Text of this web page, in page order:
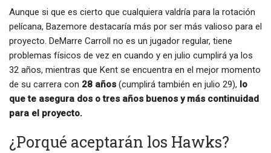
Aunque si que es cierto que cualquiera valdría para la rotación
pelícana, Bazemore destacaría más por ser más valioso para el
proyecto. DeMarre Carroll no es un jugador regular, tiene
problemas físicos de vez en cuando y en julio cumplirá ya los
32 años, mientras que Kent se encuentra en el mejor momento
de su carrera con 28 años (cumplirá también en julio 29), lo
que te asegura dos o tres años buenos y más continuidad
para el proyecto.
¿Porqué aceptarán los Hawks?